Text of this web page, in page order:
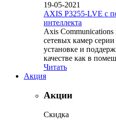
19-05-2021
AXIS P3255-LVE с
интеллекта
Axis Communications
сетевых камер
установке и
качестве как в
Читать
Акция
Акции
Скидка